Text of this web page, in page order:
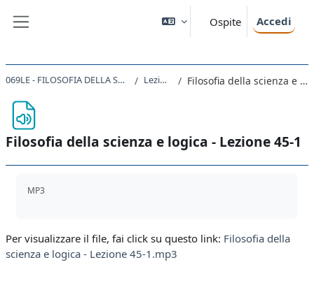
Ospite Accedi
069LE - FILOSOFIA DELLA SCIENZA E LOGICA 2019 Lezioni 41-45 Filosofia della scienza e logica - Lezione 45-1
Filosofia della scienza e logica - Lezione 45-1
MP3
Per visualizzare il file, fai click su questo link: Filosofia della
scienza e logica - Lezione 45-1.mp3